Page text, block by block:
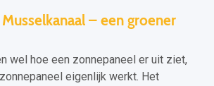
– een groener
wel hoe een zonnepaneel er uit ziet,
eigenlijk werkt. Het